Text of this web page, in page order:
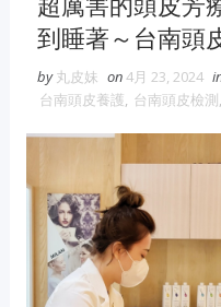
到睡著～台南頭
by 丸皮妹 on4月 23, 2024
台南頭皮養護, 台南頭皮檢測 ,